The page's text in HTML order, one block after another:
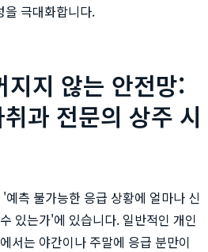
을 극대화합니다.
지 않는 안전망:
과 전문의 상주 시
측 불가능한 응급 상황에 얼마나 신
있는가'에 있습니다. 일반적인 개인
서는 야간이나 주말에 응급 분만이